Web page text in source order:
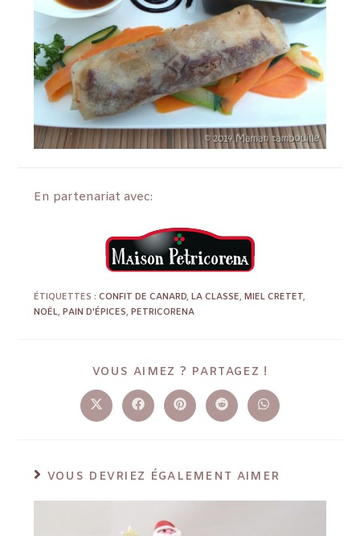
En partenariat avec:
ÉTIQUETTES :CONFIT DE CANARD, LA CLASSE, MIEL CRETET,
NOËL, PAIN D'ÉPICES, PETRICORENA
VOUS AIMEZ ? PARTAGEZ !
VOUS DEVRIEZ ÉGALEMENT AIMER